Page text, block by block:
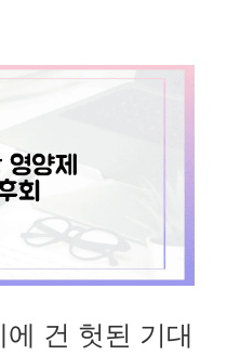
건 헛된 기대